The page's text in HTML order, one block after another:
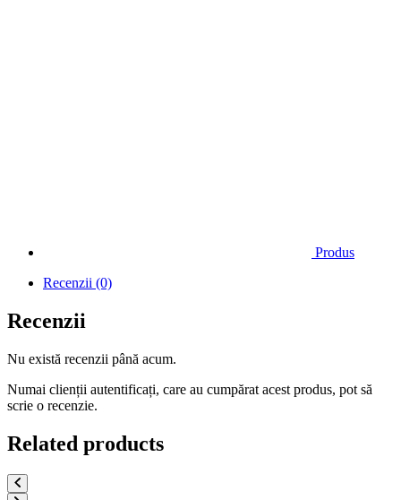
Produs
Recenzii (0)
Recenzii
Nu există recenzii până acum.
Numai clienții autentificați, care au cumpărat acest produs, pot să
scrie o recenzie.
Related products